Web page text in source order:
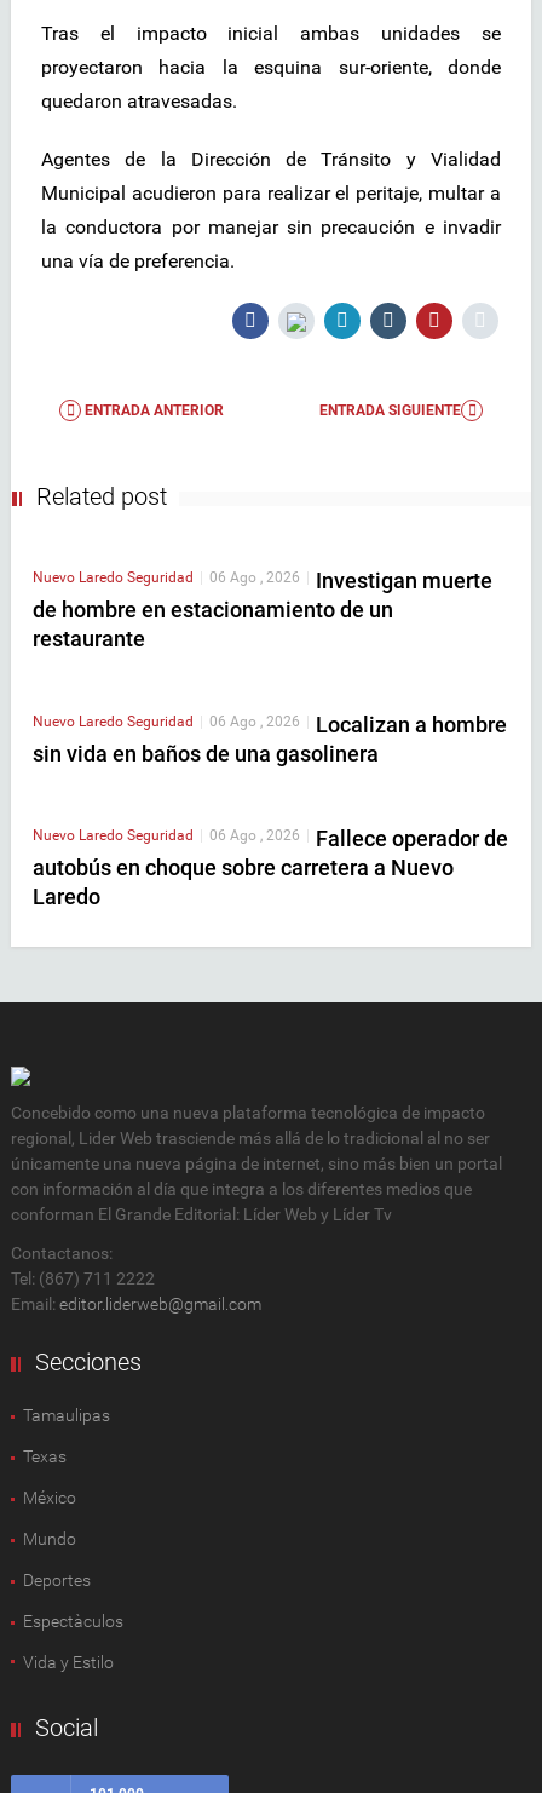
Tras el impacto inicial ambas unidades se
proyectaron hacia la esquina sur-oriente, donde
quedaron atravesadas.
Agentes de la Dirección de Tránsito y Vialidad
Municipal acudieron para realizar el peritaje, multar a
la conductora por manejar sin precaución e invadir
una vía de preferencia.
ENTRADA ANTERIOR ENTRADA SIGUIENTE
Related post
Nuevo Laredo Seguridad 06 Ago , 2026
Investigan muerte
de hombre en estacionamiento de un
restaurante
Nuevo Laredo Seguridad | 06 Ago , 2026 | Localizan a hombre
sin vida en baños de una gasolinera
Nuevo Laredo Seguridad 06 Ago , 2026
Fallece operador de
autobús en choque sobre carretera a Nuevo
Laredo
Concebido como una nueva plataforma tecnológica de impacto
regional, Lider Web trasciende más allá de lo tradicional al no ser
únicamente una nueva página de internet, sino más bien un portal
con información al día que integra a los diferentes medios que
conforman El Grande Editorial: Líder Web y Líder Tv
Contactanos:
Tel: (867) 711 2222
Email: editor.liderweb@gmail.com
Secciones
Tamaulipas
Texas
México
Mundo
Deportes
Espectàculos
Vida y Estilo
Social